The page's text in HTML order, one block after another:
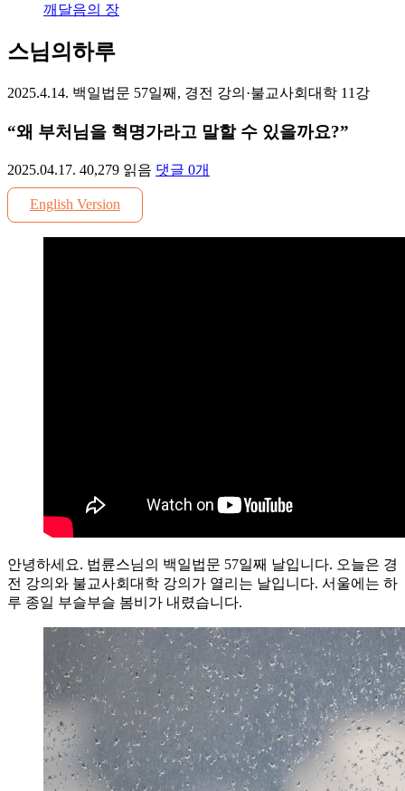
깨달음의 장
스님의하루
2025.4.14. 백일법문 57일째, 경전 강의·불교사회대학 11강
“왜 부처님을 혁명가라고 말할 수 있을까요?”
2025.04.17. 40,279 읽음 댓글 0개
English Version
안녕하세요. 법륜스님의 백일법문 57일째 날입니다. 오늘은 경
전 강의와 불교사회대학 강의가 열리는 날입니다. 서울에는 하
루 종일 부슬부슬 봄비가 내렸습니다.